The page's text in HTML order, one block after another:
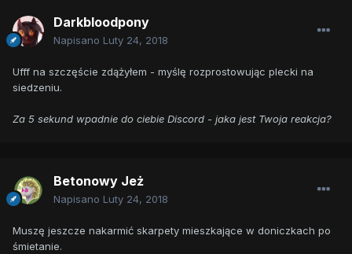
Darkbloodpony
Napisano Luty 24, 2018
Ufff na szczęście zdążyłem - myślę rozprostowując plecki na
siedzeniu.
Za 5 sekund wpadnie do ciebie Discord - jaka jest Twoja reakcja?
Betonowy Jeż
Napisano Luty 24, 2018
Muszę jeszcze nakarmić skarpety mieszkające w doniczkach po
śmietanie.